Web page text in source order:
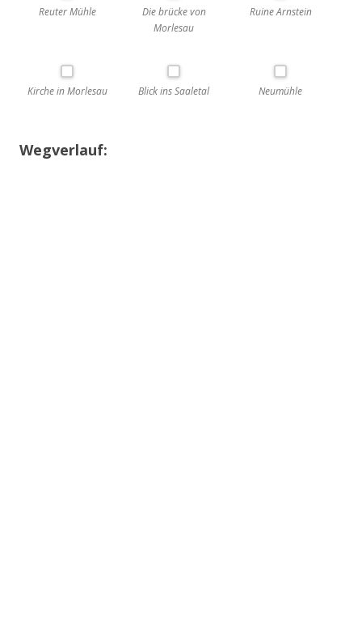
Reuter Mühle
Die brücke von
Morlesau
Ruine Arnstein
Kirche in Morlesau Blick ins Saaletal Neumühle
Wegverlauf: